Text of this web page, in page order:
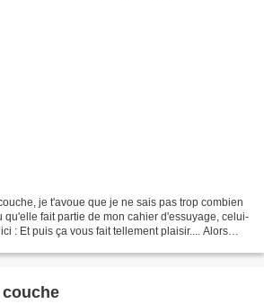
je t'avoue que je ne sais pas trop combien
qu'elle fait partie de mon cahier d'essuyage, celui-
: Et puis ça vous fait tellement plaisir.... Alors